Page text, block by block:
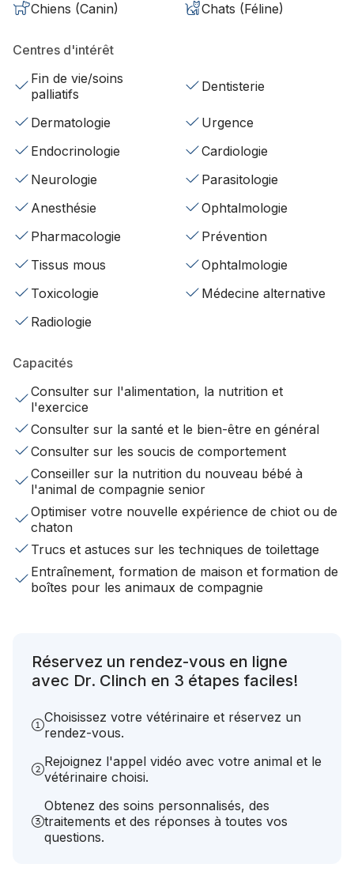
Chiens (Canin)
Chats (Féline)
Centres d'intérêt
Fin de vie/soins
palliatifs
Dentisterie
Dermatologie
Urgence
Endocrinologie
Cardiologie
Neurologie
Parasitologie
Anesthésie
Ophtalmologie
Pharmacologie
Prévention
Tissus mous
Ophtalmologie
Toxicologie
Médecine alternative
Radiologie
Capacités
Consulter sur l'alimentation, la nutrition et
l'exercice
Consulter sur la santé et le bien-être en général
Consulter sur les soucis de comportement
Conseiller sur la nutrition du nouveau bébé à
l'animal de compagnie senior
Optimiser votre nouvelle expérience de chiot ou de
chaton
Trucs et astuces sur les techniques de toilettage
Entraînement, formation de maison et formation de
boîtes pour les animaux de compagnie
Réservez un rendez-vous en ligne
avec Dr. Clinch en 3 étapes faciles!
Choisissez votre vétérinaire et réservez un
rendez-vous.
Rejoignez l'appel vidéo avec votre animal et le
vétérinaire choisi.
Obtenez des soins personnalisés, des
traitements et des réponses à toutes vos
questions.